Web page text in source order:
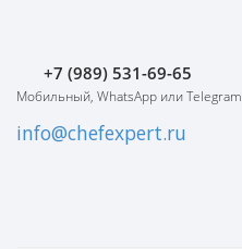
+7 (989) 531-69-65
Мобильный, WhatsApp или Telegram
info@chefexpert.ru